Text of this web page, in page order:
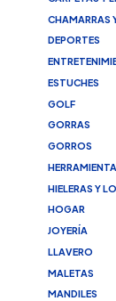
CHAMARRAS
DEPORTES
ESTUCHES
GOLF
GORRAS
GORROS
HIELERAS Y
HOGAR
JOYERÍA
LLAVERO
MALETAS
MANDILES